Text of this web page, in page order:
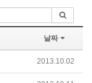
날짜
2013.10.02